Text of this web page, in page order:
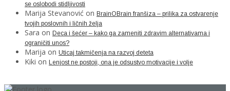
se oslobodi stidljivosti
Marija Stevanović on BrainOBrain franšiza – prilika za ostvarenje
tvojih poslovnih i ličnih želja
Sara on Deca i šećer – kako ga zameniti zdravim alternativama i
ograničiti unos?
Marija on Uticaj takmičenja na razvoj deteta
Kiki on Lenjost ne postoji, ona je odsustvo motivacije i volje